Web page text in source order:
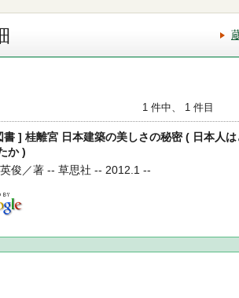
1 件中、 1 件目
書 ] 桂離宮 日本建築の美しさの秘密 ( 日本人
か )
俊／著 -- 草思社 -- 2012.1 --